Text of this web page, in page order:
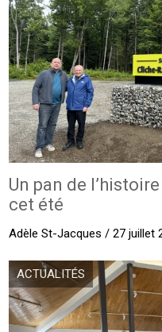
Un pan de
cet été
Adèle St-Jacques / 27 juillet
ACTUALITÉS